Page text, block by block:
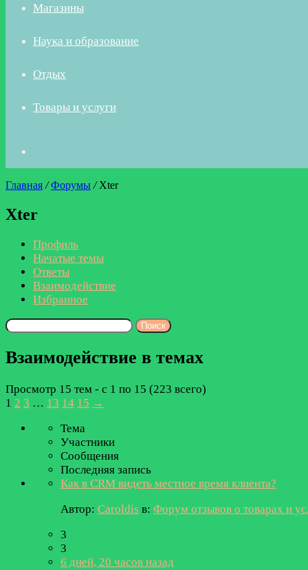
Магазины
Наука и образование
Отдых
Товары и услуги
Главная / Форумы / Xter
Xter
Профиль
Начатые темы
Ответы
Взаимодействие
Избранное
Поиск
Взаимодействие в темах
Просмотр 15 тем - с 1 по 15 (223 всего)
1 2 3 … 13 14 15 →
Тема
Участники
Сообщения
Последняя запись
Как в CRM видеть местное время клиента?
Автор: Caroldis в: Форум отзывов о товарах и
3
3
6 дней, 20 часов назад